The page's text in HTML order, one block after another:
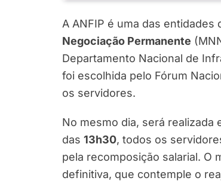
A ANFIP é uma das
Negociação Permanente
Departamento Nacional de
foi escolhida pelo Fórum
os servidores.
No mesmo dia, será realizada
das 13h30, todos os
pela recomposição salarial. O
definitiva, que contemple o